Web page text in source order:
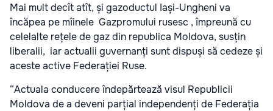
Mai mult decît atît, și gazoductul Iași-Ungheni va
încăpea pe mîinele Gazpromului rusesc , împreună cu
celelalte rețele de gaz din republica Moldova, susțin
liberalii, iar actualii guvernanți sunt dispuși să cedeze și
aceste active Federației Ruse.
“Actuala conducere îndepărtează visul Republicii
Moldova de a deveni parțial independenți de Federația